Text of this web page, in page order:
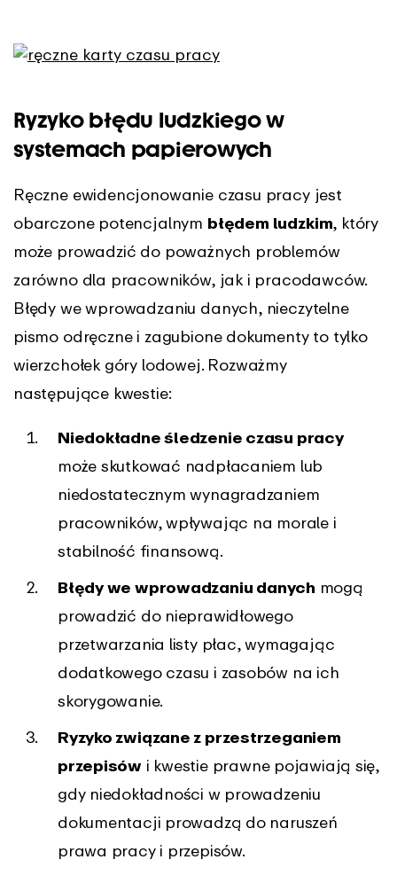
Ryzyko błędu ludzkiego w
systemach papierowych
Ręczne ewidencjonowanie czasu pracy jest
obarczone potencjalnym błędem ludzkim, który
może prowadzić do poważnych problemów
zarówno dla pracowników, jak i pracodawców.
Błędy we wprowadzaniu danych, nieczytelne
pismo odręczne i zagubione dokumenty to tylko
wierzchołek góry lodowej. Rozważmy
następujące kwestie:
Niedokładne śledzenie czasu pracy
może skutkować nadpłacaniem lub
niedostatecznym wynagradzaniem
pracowników, wpływając na morale i
stabilność finansową.
Błędy we wprowadzaniu danych mogą
prowadzić do nieprawidłowego
przetwarzania listy płac, wymagając
dodatkowego czasu i zasobów na ich
skorygowanie.
Ryzyko związane z przestrzeganiem
przepisów i kwestie prawne pojawiają się,
gdy niedokładności w prowadzeniu
dokumentacji prowadzą do naruszeń
prawa pracy i przepisów.